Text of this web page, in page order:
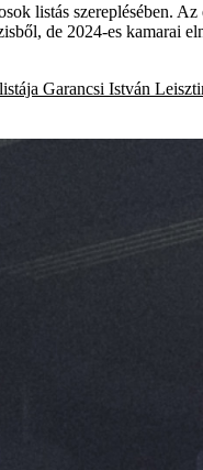
listás szereplésében.
de 2024-es kamarai
Garancsi István